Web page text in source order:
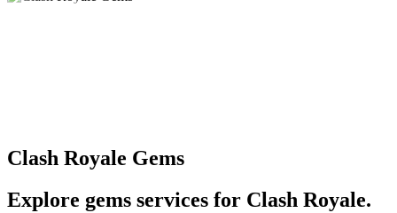
Clash Royale Gems
Explore gems services for Clash Royale.